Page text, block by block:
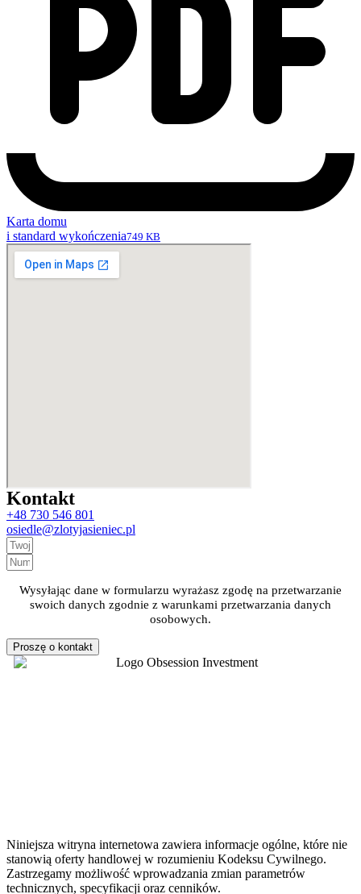
Karta domu
i standard wykończenia749 KB
Kontakt
+48 730 546 801
osiedle@zlotyjasieniec.pl
Wysyłając dane w formularzu wyrażasz zgodę na przetwarzanie
swoich danych zgodnie z warunkami przetwarzania danych
osobowych.
Proszę o kontakt
Niniejsza witryna internetowa zawiera informacje ogólne, które nie
stanowią oferty handlowej w rozumieniu Kodeksu Cywilnego.
Zastrzegamy możliwość wprowadzania zmian parametrów
technicznych, specyfikacji oraz cenników.